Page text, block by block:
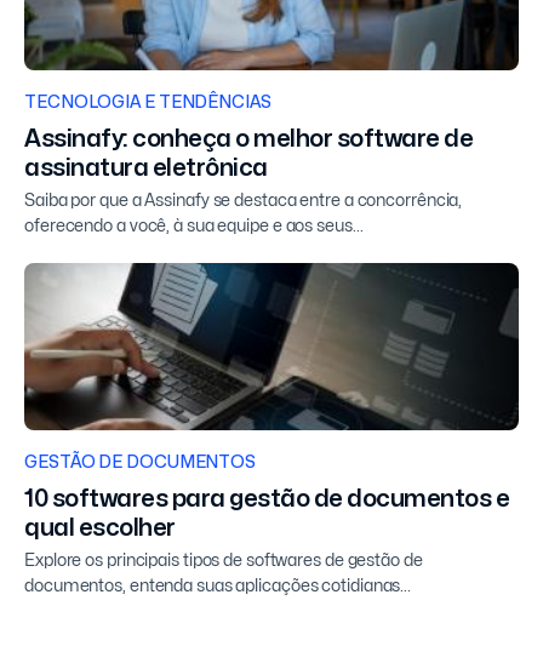
TECNOLOGIA E TENDÊNCIAS
Assinafy: conheça o melhor software de
assinatura eletrônica
Saiba por que a Assinafy se destaca entre a concorrência,
oferecendo a você, à sua equipe e aos seus...
GESTÃO DE DOCUMENTOS
10 softwares para gestão de documentos e
qual escolher
Explore os principais tipos de softwares de gestão de
documentos, entenda suas aplicações cotidianas...